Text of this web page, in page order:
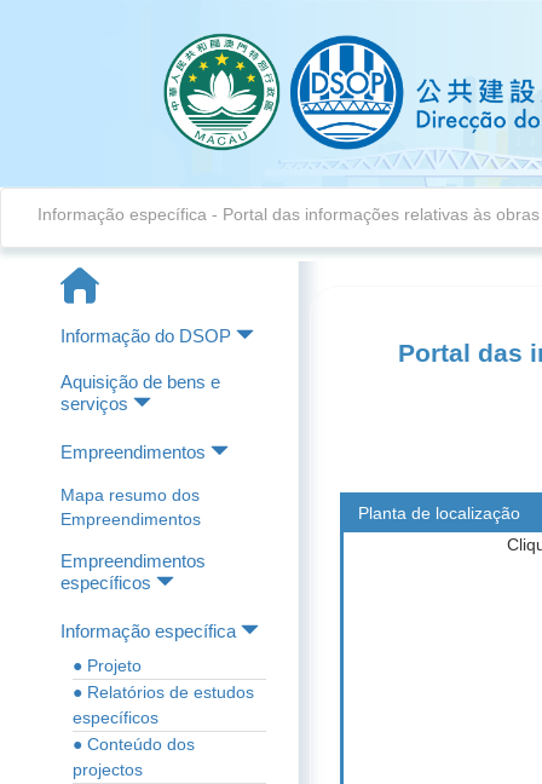
Informação específica - Portal das informações relativas às
Informação do DSOP
Aquisição de bens e
serviços
Empreendimentos
Mapa resumo dos
Empreendimentos
Empreendimentos
específicos
Informação específica
● Projeto
● Relatórios de estudos
específicos
● Conteúdo dos
projectos
Portal das
Planta de localização